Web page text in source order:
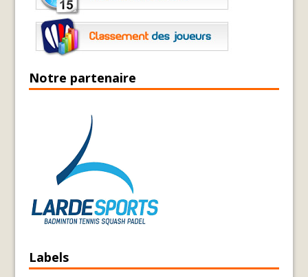
Notre partenaire
Labels